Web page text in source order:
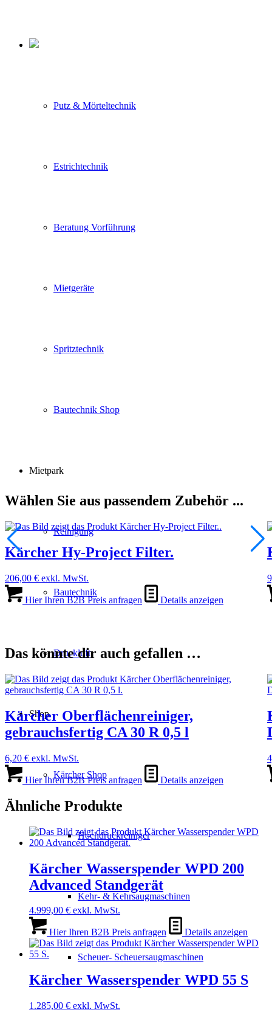
Putz & Mörteltechnik
Estrichtechnik
Beratung Vorführung
Mietgeräte
Spritztechnik
Bautechnik Shop
Mietpark
Reinigung
Bautechnik
Druckluft
Shop
Kärcher Shop
Hochdruckreiniger
Kehr- & Kehrsaugmaschinen
Scheuer- Scheuersaugmaschinen
Wählen Sie aus passendem Zubehör ...
Kärcher Hy-Project Filter.
206,00 € exkl. MwSt.
Hier Ihren B2B Preis anfragen Details anzeigen
Das könnte dir auch gefallen …
Kärcher Oberflächenreiniger,
gebrauchsfertig CA 30 R 0,5 l
6,20 € exkl. MwSt.
Hier Ihren B2B Preis anfragen Details anzeigen
Ähnliche Produkte
Kärcher Wasserspender WPD 200
Advanced Standgerät
4.999,00 € exkl. MwSt.
Hier Ihren B2B Preis anfragen Details anzeigen
Kärcher Wasserspender WPD 55 S
1.285,00 € exkl. MwSt.